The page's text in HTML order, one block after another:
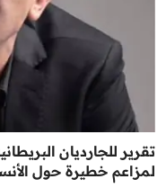
تقرير للجارديان
لمزاعم خطيرة حول